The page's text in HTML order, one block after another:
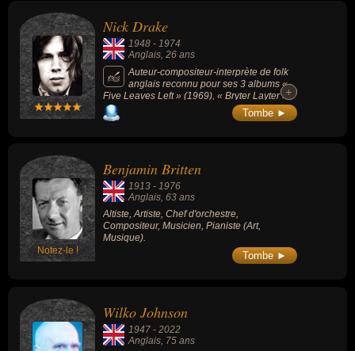
Nick Drake
1948 - 1974
Anglais, 26 ans
Auteur-compositeur-interprète de folk
anglais reconnu pour ses 3 albums «
Five Leaves Left » (1969), « Bryter Layter »
(1970) et « Pink Moon » (1972).
+
+
Tombe ►
Notez-le !
Benjamin Britten
1913 - 1976
Anglais, 63 ans
Altiste, Artiste, Chef d'orchestre,
Compositeur, Musicien, Pianiste (Art,
Musique).
Tombe ►
Wilko Johnson
1947 - 2022
Anglais, 75 ans